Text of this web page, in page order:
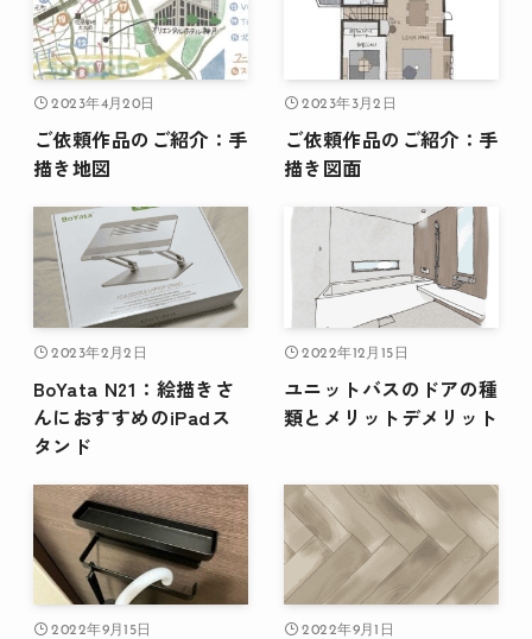
ご依頼作品のご紹介：手
描き地図
2023年4月20日
ご依頼作品のご紹介：手
描き図面
2023年3月2日
BoYata N21：絵描きさ
んにおすすめのiPadス
タンド
2023年2月2日
ユニットバスのドアの種
類とメリットデメリット
2022年12月15日
2022年9月15日 2022年9月1日